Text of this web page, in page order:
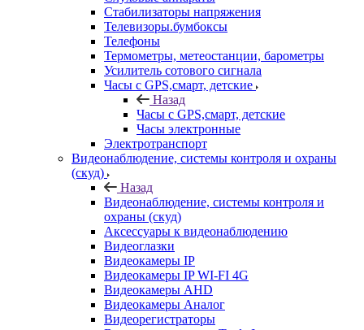
Стабилизаторы напряжения
Телевизоры.бумбоксы
Телефоны
Термометры, метеостанции, барометры
Усилитель сотового сигнала
Часы с GPS,смарт, детские
Назад
Часы с GPS,смарт, детские
Часы электронные
Электротранспорт
Видеонаблюдение, системы контроля и охраны
(скуд)
Назад
Видеонаблюдение, системы контроля и
охраны (скуд)
Аксессуары к видеонаблюдению
Видеоглазки
Видеокамеры IP
Видеокамеры IP WI-FI 4G
Видеокамеры AHD
Видеокамеры Аналог
Видеорегистраторы